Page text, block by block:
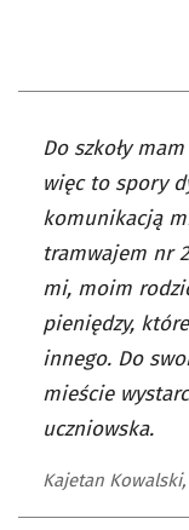
Do szkoły
więc to spory
komunikacją
tramwajem nr
mi, moim
pieniędzy,
innego. Do
mieście
uczniowska.
Kajetan